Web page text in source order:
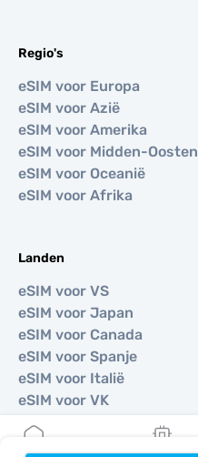
Regio's
eSIM voor Europa
eSIM voor Azië
eSIM voor Amerika
eSIM voor Midden-Oosten
eSIM voor Oceanië
eSIM voor Afrika
Landen
eSIM voor VS
eSIM voor Japan
eSIM voor Canada
eSIM voor Spanje
eSIM voor Italië
eSIM voor VK
eSIM voor VAE